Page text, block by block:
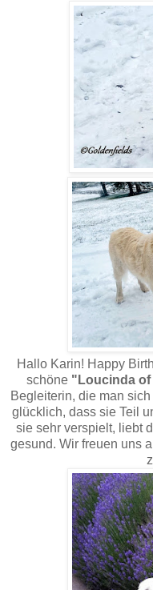
Hallo Karin! Happy
schöne "Loucinda of
Begleiterin, die man
glücklich, dass sie Teil
sie sehr verspielt, liebt
gesund. Wir freuen uns